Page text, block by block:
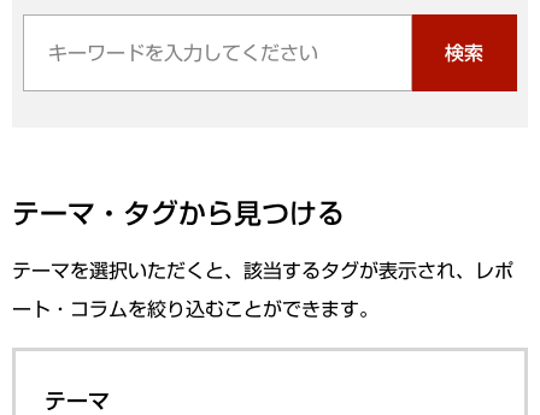
検索
テーマ・タグから見つける
テーマを選択いただくと、該当するタグが表示され、レポ
ート・コラムを絞り込むことができます。
テーマ